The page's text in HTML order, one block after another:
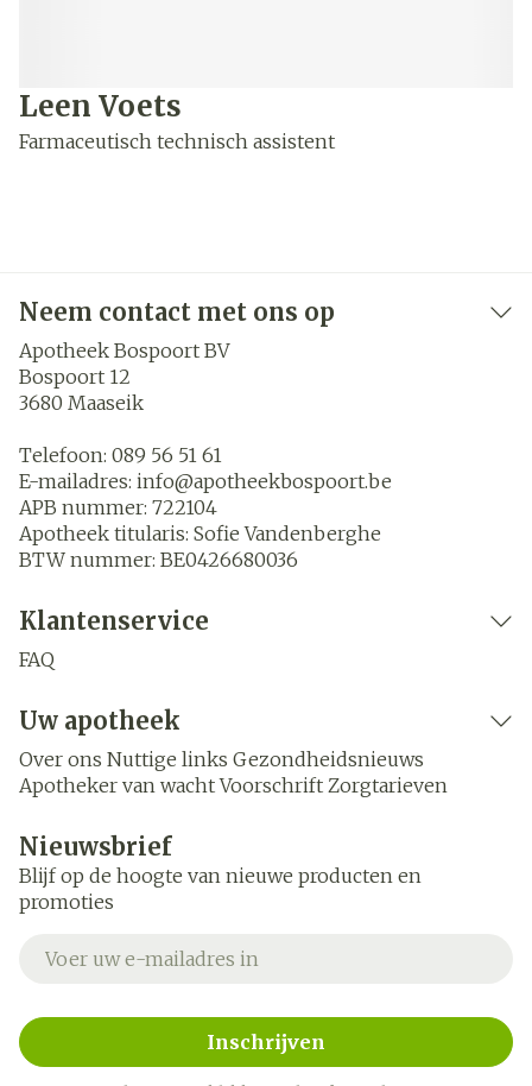
Leen Voets
Farmaceutisch technisch assistent
Neem contact met ons op
Apotheek Bospoort BV
Bospoort 12
3680 Maaseik
Telefoon: 089 56 51 61
E-mailadres: info@apotheekbospoort.be
APB nummer: 722104
Apotheek titularis: Sofie Vandenberghe
BTW nummer: BE0426680036
Klantenservice
FAQ
Uw apotheek
Over ons Nuttige links Gezondheidsnieuws
Apotheker van wacht Voorschrift Zorgtarieven
Nieuwsbrief
Blijf op de hoogte van nieuwe producten en
promoties
Inschrijven